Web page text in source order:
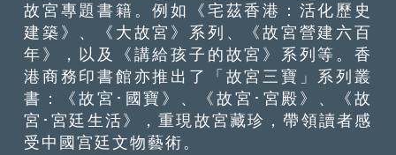
故宮專題書籍。例如《宅茲香港：活化歷史
建築》、《大故宮》系列、《故宮營建六百
年》，以及《講給孩子的故宮》系列等。香
港商務印書館亦推出了「故宮三寶」系列叢
書：《故宮･國寶》、《故宮･宮殿》、《故
宮･宮廷生活》，重現故宮藏珍，帶領讀者感
受中國宫廷文物藝術。